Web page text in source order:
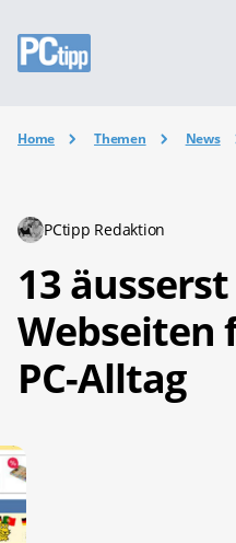
Home Themen News
PCtipp Redaktion
13
Webseiten
PC-Alltag